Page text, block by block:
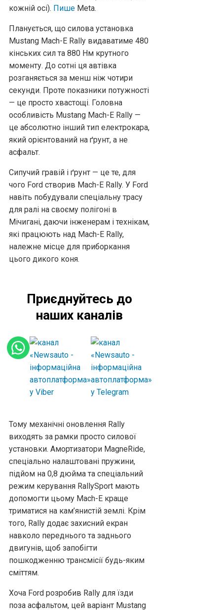
кожній осі). Пише Meta.
Планується, що силова установка
Mustang Mach-E Rally видаватиме 480
кінських сил та 880 Нм крутного
моменту. До сотні ця автівка
розганяється за менш ніж чотири
секунди. Проте показники потужності
— це просто хвастощі. Головна
особливість Mustang Mach-E Rally —
це абсолютно інший тип електрокара,
який орієнтований на ґрунт, а не
асфальт.
Сипучий гравій і ґрунт — це те, для
чого Ford створив Mach-E Rally. У Ford
навіть побудували спеціальну трасу
для ралі на своєму полігоні в
Мічигані, даючи інженерам і технікам,
які працюють над Mach-E Rally,
належне місце для приборкання
цього дикого коня.
Приєднуйтесь до
наших каналів
Тому механічні оновлення Rally
виходять за рамки просто силової
установки. Амортизатори MagneRide,
спеціально налаштовані пружини,
підйом на 0,8 дюйма та спеціальний
режим керування RallySport мають
допомогти цьому Mach-E краще
триматися на кам’янистій землі. Крім
того, Rally додає захисний екран
навколо переднього та заднього
двигунів, щоб запобігти
пошкодженню трансмісії будь-яким
сміттям.
Хоча Ford розробив Rally для їзди
поза асфальтом, цей варіант Mustang